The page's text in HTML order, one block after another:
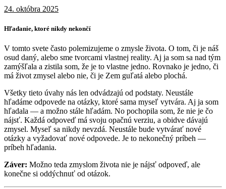
24. októbra 2025
Hľadanie, ktoré nikdy nekončí
V tomto svete často polemizujeme o zmysle života. O tom, či je náš
osud daný, alebo sme tvorcami vlastnej reality. Aj ja som sa nad tým
zamýšľala a zistila som, že je to vlastne jedno. Rovnako je jedno, či
má život zmysel alebo nie, či je Zem guľatá alebo plochá.
Všetky tieto úvahy nás len odvádzajú od podstaty. Neustále
hľadáme odpovede na otázky, ktoré sama myseľ vytvára. Aj ja som
hľadala — a možno stále hľadám. No pochopila som, že nie je čo
nájsť. Každá odpoveď má svoju opačnú verziu, a obidve dávajú
zmysel. Myseľ sa nikdy nevzdá. Neustále bude vytvárať nové
otázky a vyžadovať nové odpovede. Je to nekonečný príbeh —
príbeh hľadania.
Záver: Možno teda zmyslom života nie je nájsť odpoveď, ale
konečne si oddýchnuť od otázok.